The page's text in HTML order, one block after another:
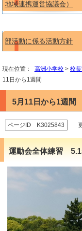
地域連携運営協議会）
部活動に係る活動方針
現在位置： 高洲小学校 > 校
11日から1週間
5月11日から1週間
ページID K3025843
運動会全体練習